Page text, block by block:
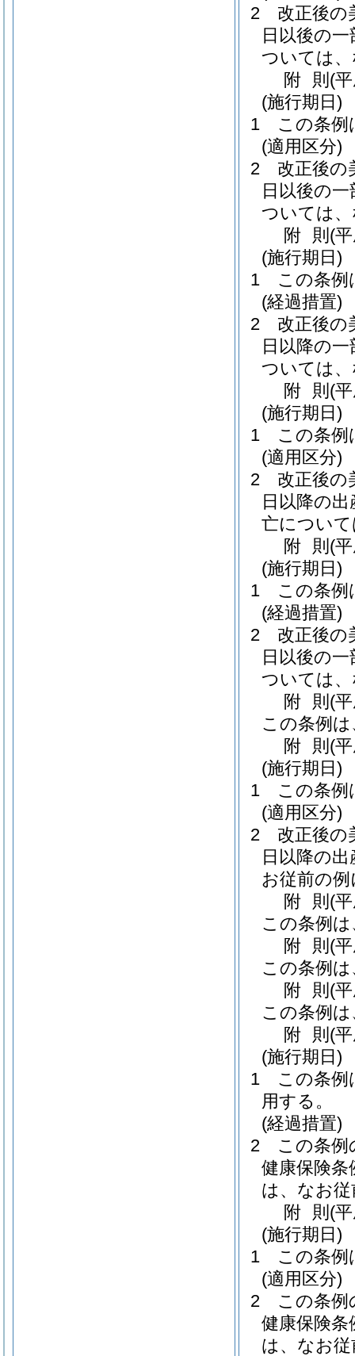
2
改正後の
日以後の
ついては
附 則 (
(施行期日)
1
この条例
(適用区分)
2
改正後の
日以後の
ついては
附 則 (
(施行期日)
1
この条例
(経過措置)
2
改正後の
日以降の
ついては
附 則 (
(施行期日)
1
この条例
(適用区分)
2
改正後の
日以降の
亡につい
附 則 (
(施行期日)
1
この条例
(経過措置)
2
改正後の
日以後の
ついては
附 則 (
この条例
附 則 (
(施行期日)
1
この条例
(適用区分)
2
改正後の
日以降の
お従前の
附 則 (
この条例
附 則 (
この条例
附 則 (
この条例
附 則 (
(施行期日)
1
この条例
用する。
(経過措置)
2
この条例
健康保険
は、なお
附 則 (
(施行期日)
1
この条例
(適用区分)
2
この条例
健康保険
は、なお